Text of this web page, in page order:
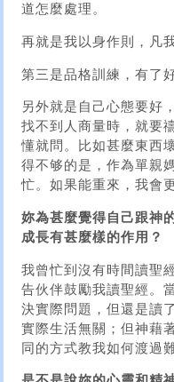
道怎麼處理。
再就是我以身作則，凡
第三是品格訓練，有了
另外就是自己心態要好
找不到人商量時，就要
懂就問。比如甚麼東西
得不够的是，作為單親
忙。如果能重來，我會
妳為甚麼覺得自己跟神
成長有甚麼樣的作用？
我曾忙到沒有時間讀聖
告伙伴鼓勵我讀聖經。
決實際問題，但還是讀
實際生活無關；但神藉
同的方式教我如何渡過